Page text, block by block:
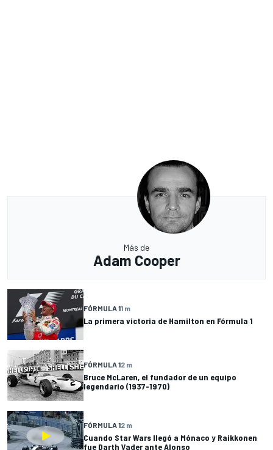
Más de
Adam Cooper
FÓRMULA 11 m
La primera victoria de Hamilton en Fórmula 1
FÓRMULA 12 m
Bruce McLaren, el fundador de un equipo
legendario (1937-1970)
FÓRMULA 12 m
Cuando Star Wars llegó a Mónaco y Raikkonen
fue Darth Vader ante Alonso